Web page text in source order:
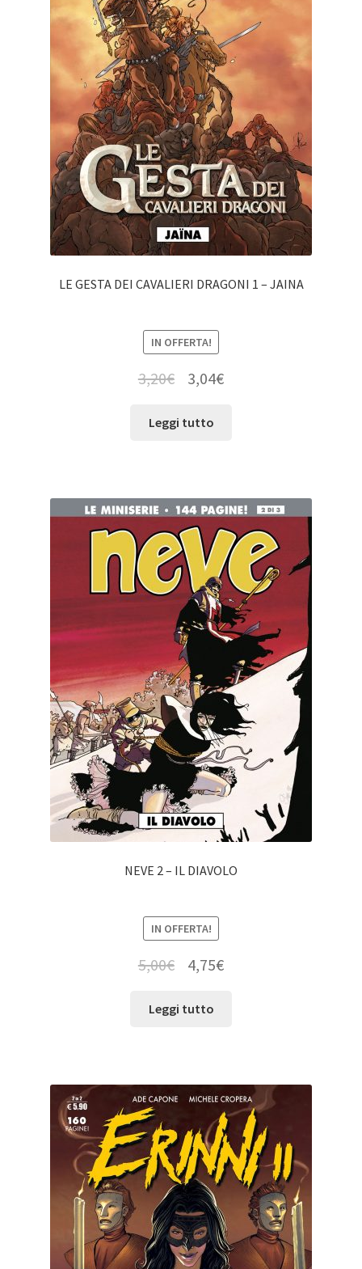
LE GESTA DEI CAVALIERI DRAGONI 1 – JAINA
IN OFFERTA!
3,20€ 3,04€
Leggi tutto
NEVE 2 – IL DIAVOLO
IN OFFERTA!
5,00€ 4,75€
Leggi tutto